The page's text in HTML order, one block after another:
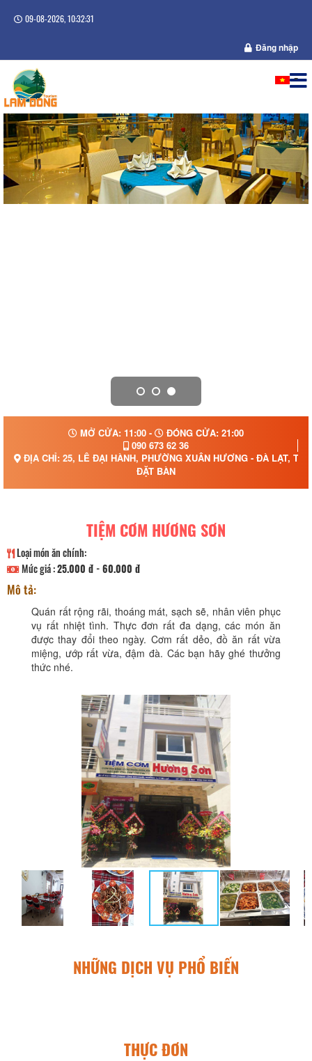
09-08-2026, 10:32:31
Đăng nhập
MỞ CỬA: 11:00 -
ĐÓNG CỬA: 21:00
090 673 62 36
ĐỊA CHỈ: 25, LÊ ĐẠI HÀNH, PHƯỜNG XUÂN HƯƠNG - ĐÀ LẠT,
ĐẶT BÀN
TIỆM CƠM HƯƠNG SƠN
Loại món ăn chính:
Mức giá :25.000 đ - 60.000 đ
Mô tả:
Quán rất rộng rãi, thoáng mát, sạch sẽ, nhân viên phục
vụ rất nhiệt tình. Thực đơn rất đa dạng, các món ăn
được thay đổi theo ngày. Cơm rất dẻo, đồ ăn rất vừa
miệng, ướp rất vừa, đậm đà. Các bạn hãy ghé thưởng
thức nhé.
NHỮNG DỊCH VỤ PHỔ BIẾN
THỰC ĐƠN